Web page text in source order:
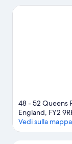
Blackpool
48 - 52 Queens
England, FY2
Vedi sulla mappa